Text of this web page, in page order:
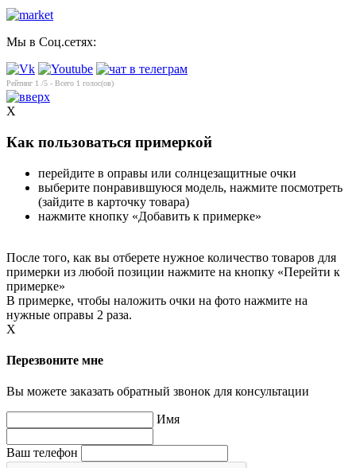
Мы в Соц.сетях:
Рейтинг 1 /5 - Всего 1 голос(ов)
X
Как пользоваться примеркой
перейдите в оправы или солнцезащитные очки
выберите понравившуюся модель, нажмите посмотреть
(зайдите в карточку товара)
нажмите кнопку «Добавить к примерке»
После того, как вы отберете нужное количество товаров для
примерки из любой позиции нажмите на кнопку «Перейти к
примерке»
В примерке, чтобы наложить очки на фото нажмите на
нужные оправы 2 раза.
X
Перезвоните мне
Вы можете заказать обратный звонок для консультации
Имя
Ваш телефон